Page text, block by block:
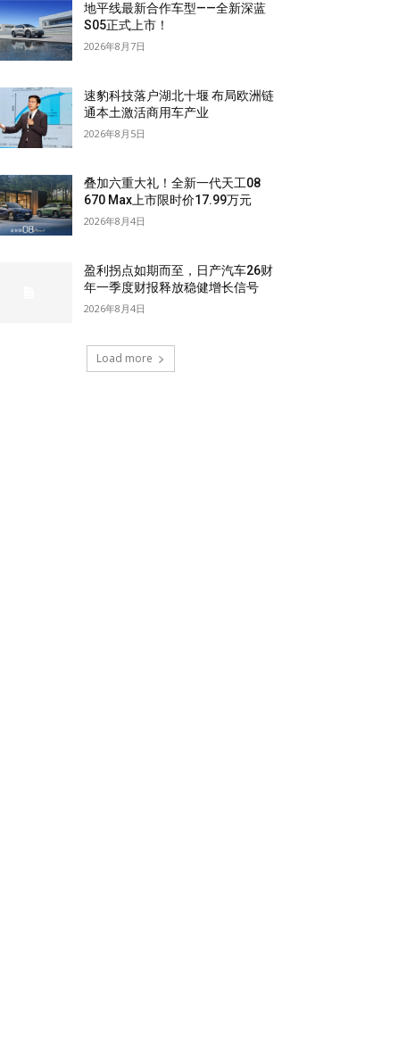
地平线最新合作车型——全新深蓝
S05正式上市！
2026年8月7日
速豹科技落户湖北十堰 布局欧洲链
通本土激活商用车产业
2026年8月5日
叠加六重大礼！全新一代天工08
670 Max上市限时价17.99万元
2026年8月4日
盈利拐点如期而至，日产汽车26财
年一季度财报释放稳健增长信号
2026年8月4日
Load more